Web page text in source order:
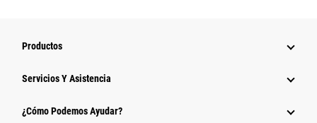
Productos
Servicios Y Asistencia
¿Cómo Podemos Ayudar?